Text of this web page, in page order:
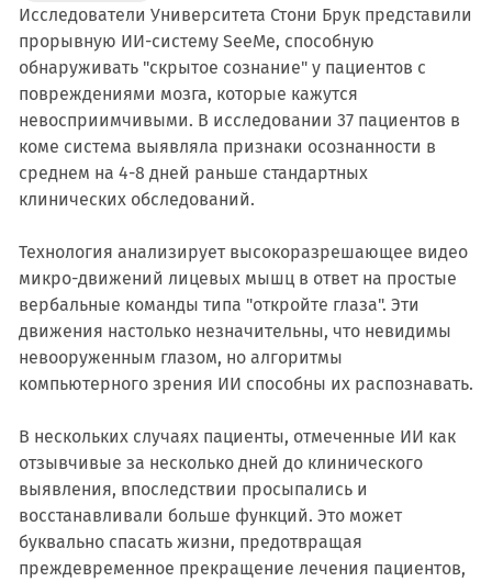
Исследователи Университета Стони Брук представили
прорывную ИИ-систему SeeMe, способную
обнаруживать "скрытое сознание" у пациентов с
повреждениями мозга, которые кажутся
невосприимчивыми. В исследовании 37 пациентов в
коме система выявляла признаки осознанности в
среднем на 4-8 дней раньше стандартных
клинических обследований.
Технология анализирует высокоразрешающее видео
микро-движений лицевых мышц в ответ на простые
вербальные команды типа "откройте глаза". Эти
движения настолько незначительны, что невидимы
невооруженным глазом, но алгоритмы
компьютерного зрения ИИ способны их распознавать.
В нескольких случаях пациенты, отмеченные ИИ как
отзывчивые за несколько дней до клинического
выявления, впоследствии просыпались и
восстанавливали больше функций. Это может
буквально спасать жизни, предотвращая
преждевременное прекращение лечения пациентов,